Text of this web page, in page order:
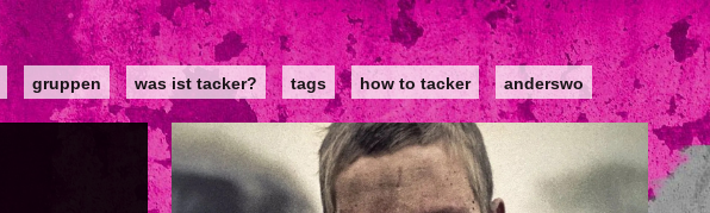
gruppen was ist tacker? tags how to tacker anderswo